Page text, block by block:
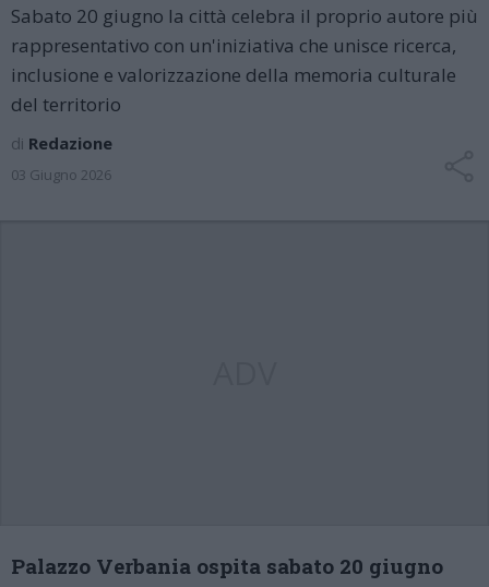
Sabato 20 giugno la città celebra il proprio autore più
rappresentativo con un'iniziativa che unisce ricerca,
inclusione e valorizzazione della memoria culturale
del territorio
di Redazione
03 Giugno 2026
Palazzo Verbania ospita sabato 20 giugno